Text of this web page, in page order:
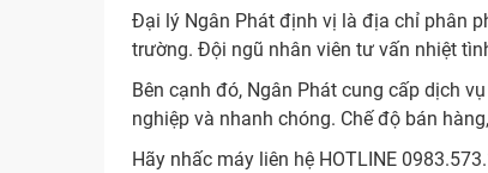
Đại lý Ngân Phát định vị là địa chỉ phân
trường. Đội ngũ nhân viên tư vấn nhiệt
Bên cạnh đó, Ngân Phát cung cấp dịch
nghiệp và nhanh chóng. Chế độ bán
Hãy nhấc máy liên hệ HOTLINE